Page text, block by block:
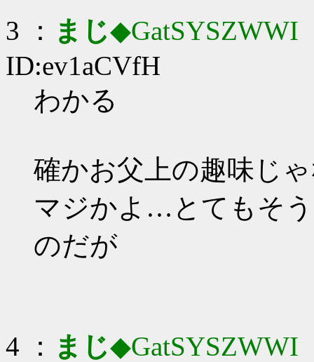
3 ： まじ◆GatSYSZWWI
ID:ev1aCVfH
わかる
確かお父上の趣味じ
マジかよ…とてもそ
のだが
4 ： まじ◆GatSYSZWWI